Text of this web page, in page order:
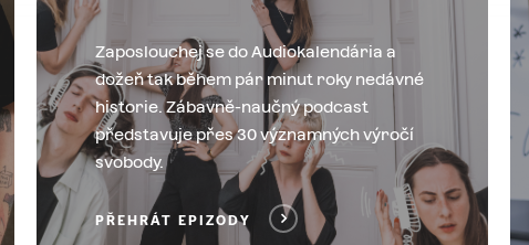
Zaposlouchej se do Audiokalendária a
dožeň tak během pár minut roky nedávné
historie. Zábavně-naučný podcast
představuje přes 30 významných výročí
svobody.
PŘEHRÁT EPIZODY